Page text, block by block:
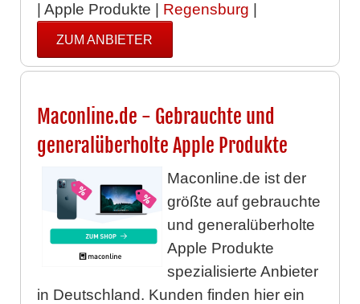
| Apple Produkte | Regensburg
ZUM ANBIETER
Maconline.de - Gebrauchte und
generalüberholte Apple Produkte
Maconline.de ist der
größte auf gebrauchte
und generalüberholte
Apple Produkte
spezialisierte Anbieter
in Deutschland. Kunden finden hier ein